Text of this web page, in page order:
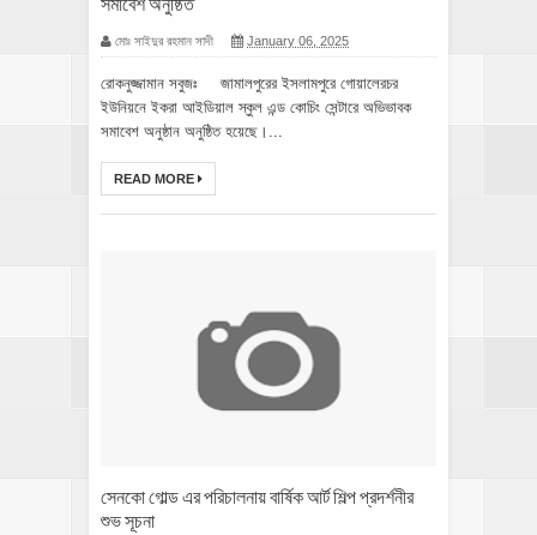
মোঃ সাইদুর রহমান সাদী January 06, 2025
রোকনুজ্জামান সবুজঃ জামালপুরের ইসলামপুরে গোয়ালেরচর
ইউনিয়নে ইকরা আইডিয়াল স্কুল এন্ড কোচিং সেন্টারে অভিভাবক
সমাবেশ অনুষ্ঠান অনুষ্ঠিত হয়েছে।...
READ MORE
সেনকো গোল্ড এর পরিচালনায় বার্ষিক আর্ট শিল্প প্রদর্শনীর
শুভ সূচনা